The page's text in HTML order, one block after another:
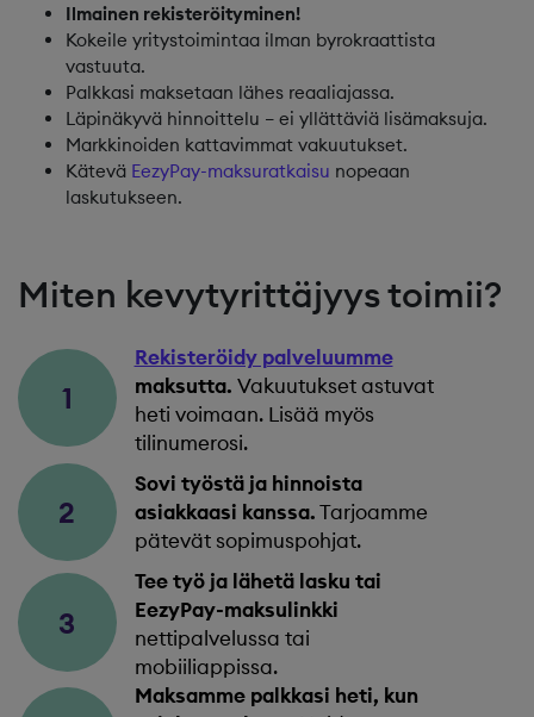
Ilmainen rekisteröityminen!
Kokeile yritystoimintaa ilman byrokraattista
vastuuta.
Palkkasi maksetaan lähes reaaliajassa.
Läpinäkyvä hinnoittelu – ei yllättäviä lisämaksuja.
Markkinoiden kattavimmat vakuutukset.
Kätevä EezyPay-maksuratkaisu nopeaan
laskutukseen.
Miten kevytyrittäjyys toimii?
1
Rekisteröidy palveluumme
maksutta. Vakuutukset astuvat
heti voimaan. Lisää myös
tilinumerosi.
2
Sovi työstä ja hinnoista
asiakkaasi kanssa.Tarjoamme
pätevät sopimuspohjat.
3
Tee työ ja lähetä lasku tai
EezyPay-maksulinkki
nettipalvelussa tai
mobiiliappissa.
Maksamme palkkasi heti, kun